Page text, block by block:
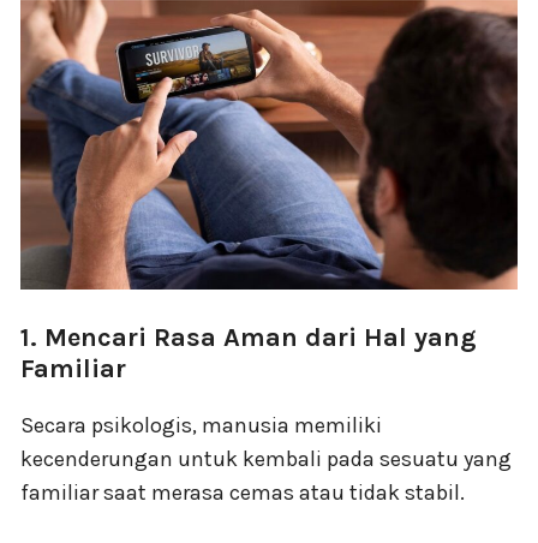
1. Mencari Rasa Aman dari Hal yang
Familiar
Secara psikologis, manusia memiliki
kecenderungan untuk kembali pada sesuatu yang
familiar saat merasa cemas atau tidak stabil.